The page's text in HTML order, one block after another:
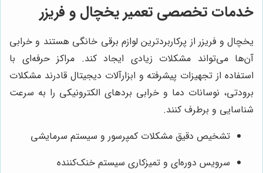
خدمات تخصصی تعمیر یخچال و فریزر
یخچال و فریزر از پرکاربردترین لوازم برقی خانگی هستند و خرابی
آن‌ها می‌تواند مشکلات زیادی ایجاد کند. مراکز حرفه‌ای با
استفاده از تجهیزات پیشرفته و ابزارآلات دیجیتال قادرند مشکلات
برودتی، نوسانات دما و خرابی بردهای الکترونیکی را به سرعت
شناسایی و برطرف کنند.
تشخیص دقیق مشکلات کمپرسور و سیستم سرمایشی
سرویس دوره‌ای و تمیزکاری سیستم خنک‌کننده